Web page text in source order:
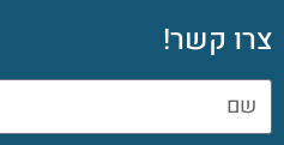
צרו קשר!